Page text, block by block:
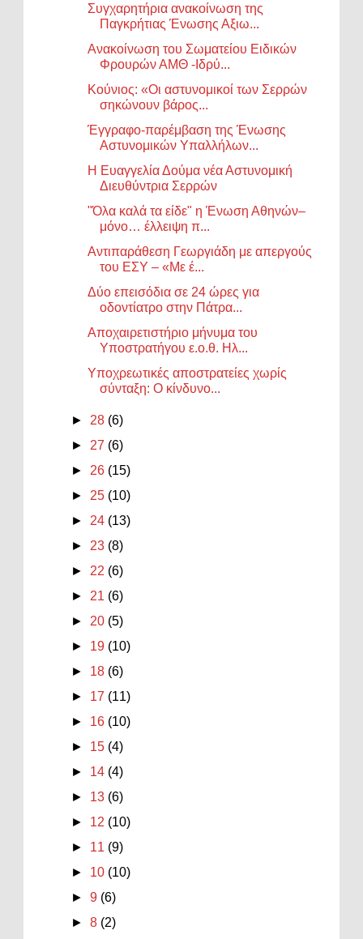
Συγχαρητήρια ανακοίνωση της
Παγκρήτιας Ένωσης Αξιω...
Ανακοίνωση του Σωματείου Ειδικών
Φρουρών ΑΜΘ -Ιδρύ...
Κούνιος: «Οι αστυνομικοί των Σερρών
σηκώνουν βάρος...
Έγγραφο-παρέμβαση της Ένωσης
Αστυνομικών Υπαλλήλων...
Η Ευαγγελία Δούμα νέα Αστυνομική
Διευθύντρια Σερρών
"Όλα καλά τα είδε" η Ένωση Αθηνών–
μόνο… έλλειψη π...
Αντιπαράθεση Γεωργιάδη με απεργούς
του ΕΣΥ – «Με έ...
Δύο επεισόδια σε 24 ώρες για
οδοντίατρο στην Πάτρα...
Αποχαιρετιστήριο μήνυμα του
Υποστρατήγου ε.ο.θ. Ηλ...
Υποχρεωτικές αποστρατείες χωρίς
σύνταξη: Ο κίνδυνο...
► 28 (6)
► 27 (6)
► 26 (15)
► 25 (10)
► 24 (13)
► 23 (8)
► 22 (6)
► 21 (6)
► 20 (5)
► 19 (10)
► 18 (6)
► 17 (11)
► 16 (10)
► 15 (4)
► 14 (4)
► 13 (6)
► 12 (10)
► 11 (9)
► 10 (10)
►9 (6)
►8 (2)